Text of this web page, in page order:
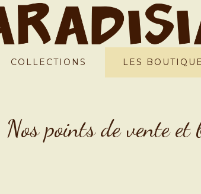
COLLECTIONS LES
Nos points de vente et